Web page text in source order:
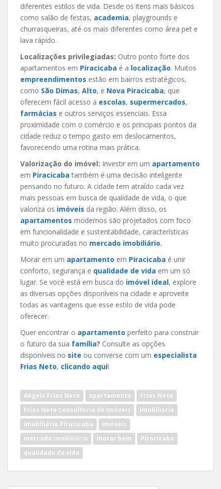
diferentes estilos de vida. Desde os itens mais básicos
como salão de festas, academia, playgrounds e
churrasqueiras, até os mais diferentes como área pet e
lava rápido.
Localizações privilegiadas: Outro ponto forte dos
apartamentos em Piracicaba é a localização. Muitos
empreendimentos estão em bairros estratégicos,
como São Dimas, Alto, e Nova Piracicaba, que
oferecem fácil acesso a escolas, supermercados,
farmácias e outros serviços essenciais. Essa
proximidade com o comércio e os principais pontos da
cidade reduz o tempo gasto em deslocamentos,
favorecendo uma rotina mais prática.
Valorização do imóvel: Investir em um apartamento
em Piracicaba também é uma decisão inteligente
pensando no futuro. A cidade tem atraído cada vez
mais pessoas em busca de qualidade de vida, o que
valoriza os imóveis da região. Além disso, os
apartamentos modernos são projetados com foco
em funcionalidade e sustentabilidade, características
muito procuradas no mercado imobiliário.
Morar em um apartamento em Piracicaba é unir
conforto, segurança e qualidade de vida em um só
lugar. Se você está em busca do imóvel ideal, explore
as diversas opções disponíveis na cidade e aproveite
todas as vantagens que esse estilo de vida pode
oferecer.
Quer encontrar o apartamento perfeito para construir
o futuro da sua família? Consulte as opções
disponíveis no site ou converse com um especialista
Frias Neto, clicando aqui!
Angelo Frias Neto apartamento
Frias Neto
Frias Neto Consultoria de Imóveis
imobiliaria
imobiliária Piracicaba
imóveis
mercado imobiliário
morar bem
Piracicaba
qualidade de vida